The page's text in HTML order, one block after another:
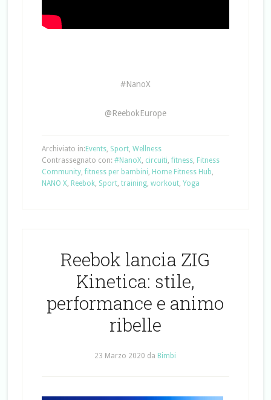
#NanoX
@ReebokEurope
Archiviato in: Events, Sport, Wellness
Contrassegnato con: #NanoX, circuiti, fitness, Fitness
Community, fitness per bambini, Home Fitness Hub,
NANO X, Reebok, Sport, training, workout, Yoga
Reebok lancia ZIG
Kinetica: stile,
performance e animo
ribelle
23 Marzo 2020 da Bimbi